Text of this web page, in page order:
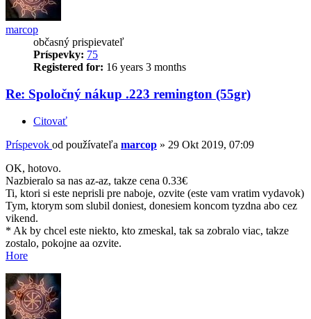
marcop
občasný prispievateľ
Príspevky: 75
Registered for: 16 years 3 months
Re: Spoločný nákup .223 remington (55gr)
Citovať
Príspevok od používateľa marcop » 29 Okt 2019, 07:09
OK, hotovo.
Nazbieralo sa nas az-az, takze cena 0.33€
Ti, ktori si este neprisli pre naboje, ozvite (este vam vratim vydavok)
Tym, ktorym som slubil doniest, donesiem koncom tyzdna abo cez
vikend.
* Ak by chcel este niekto, kto zmeskal, tak sa zobralo viac, takze
zostalo, pokojne aa ozvite.
Hore